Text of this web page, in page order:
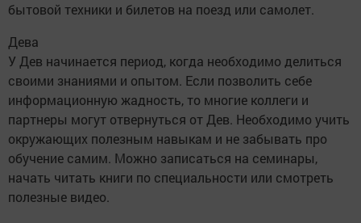
бытовой техники и билетов на поезд или самолет.
Дева
У Дев начинается период, когда необходимо делиться
своими знаниями и опытом. Если позволить себе
информационную жадность, то многие коллеги и
партнеры могут отвернуться от Дев. Необходимо учить
окружающих полезным навыкам и не забывать про
обучение самим. Можно записаться на семинары,
начать читать книги по специальности или смотреть
полезные видео.